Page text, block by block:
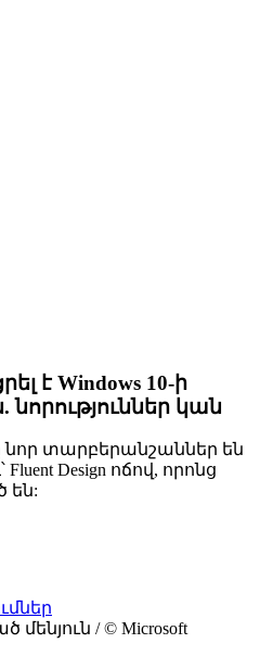
է Windows 10-ի
նորություններ կան
նոր տարբերանշաններ են
Design ոճով, որոնց
են:
/ © Microsoft